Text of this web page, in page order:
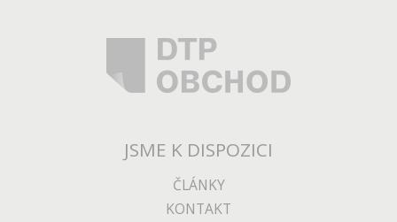
JSME K DISPOZICI
ČLÁNKY
KONTAKT